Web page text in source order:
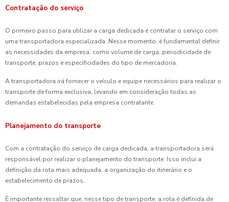
Contratação do serviço
O primeiro passo para utilizar a carga dedicada é contratar o serviço com
uma transportadora especializada. Nesse momento, é fundamental definir
as necessidades da empresa, como volume de carga, periodicidade de
transporte, prazos e especificidades do tipo de mercadoria.
A transportadora irá fornecer o veículo e equipe necessários para realizar o
transporte de forma exclusiva, levando em consideração todas as
demandas estabelecidas pela empresa contratante.
Planejamento do transporte
Com a contratação do serviço de carga dedicada, a transportadora será
responsável por realizar o planejamento do transporte. Isso inclui a
definição da rota mais adequada, a organização do itinerário e o
estabelecimento de prazos.
É importante ressaltar que, nesse tipo de transporte, a rota é definida de